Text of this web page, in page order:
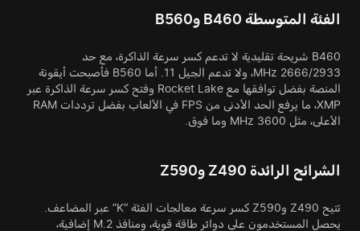
الفئة المتوسطة B460 وB560
B460 شريحة تقليدية لا تدعم كسر سرعة الذاكرة، مع حد
2666/2933 MHz، ولا تدعم الجيل 11. أما B560 فأصبحت أيقونة
المنصة بفضل توافقها مع Rocket Lake وفتح كسر سرعة الذاكرة عبر
XMP، ما يرفع الحد الأدنى من FPS في الألعاب بفضل ترددات RAM
الأعلى، مثل 3600 MHz وما فوق.
الشرائح الرائدة Z490 وZ590
تتيح Z490 وZ590 كسر سرعة معالجات الفئة “K” عبر المضاعف.
يحصل المستخدمون على دوائر طاقة قوية، ومنافذ M.2 إضافية،